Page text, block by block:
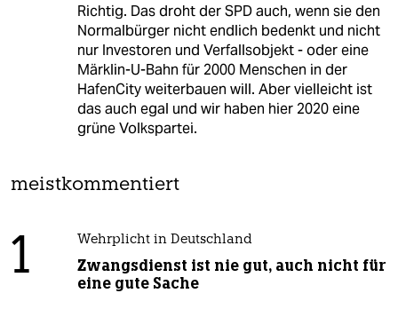
Richtig. Das droht der SPD auch, wenn sie den
Normalbürger nicht endlich bedenkt und nicht
nur Investoren und Verfallsobjekt - oder eine
Märklin-U-Bahn für 2000 Menschen in der
HafenCity weiterbauen will. Aber vielleicht ist
das auch egal und wir haben hier 2020 eine
grüne Volkspartei.
meistkommentiert
1 Wehrplicht in Deutschland
Zwangsdienst ist nie gut, auch nicht für
eine gute Sache